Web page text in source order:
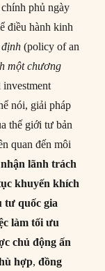
phủ ngày
điều hành kinh
(policy of an
một chương
nói, giải pháp
thế giới tư bản
quan đến môi
lãnh trách
khuyến khích
tư quốc gia
làm tối ưu
chủ động ấn
hợp,đồng